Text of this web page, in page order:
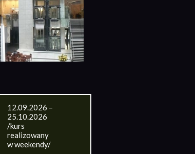
12.09.2026 –
25.10.2026
/kurs
realizowany
w weekendy/